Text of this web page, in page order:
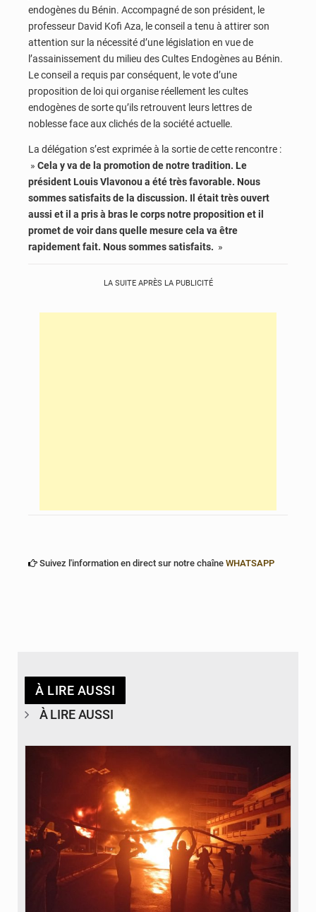
endogènes du Bénin. Accompagné de son président, le
professeur David Kofi Aza, le conseil a tenu à attirer son
attention sur la nécessité d’une législation en vue de
l’assainissement du milieu des Cultes Endogènes au Bénin.
Le conseil a requis par conséquent, le vote d’une
proposition de loi qui organise réellement les cultes
endogènes de sorte qu’ils retrouvent leurs lettres de
noblesse face aux clichés de la société actuelle.
La délégation s’est exprimée à la sortie de cette rencontre :
» Cela y va de la promotion de notre tradition. Le
président Louis Vlavonou a été très favorable. Nous
sommes satisfaits de la discussion. Il était très ouvert
aussi et il a pris à bras le corps notre proposition et il
promet de voir dans quelle mesure cela va être
rapidement fait. Nous sommes satisfaits. »
LA SUITE APRÈS LA PUBLICITÉ
Suivez l'information en direct sur notre chaîne WHATSAPP
À LIRE AUSSI
À LIRE AUSSI